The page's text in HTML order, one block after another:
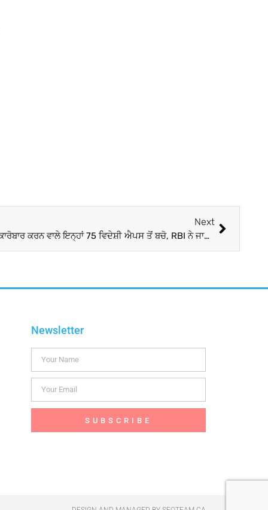
Next
ਸਾਵਧਾਨ! ਵਿਦੇਸ਼ੀ ਕਰੰਸੀ ‘ਚ ਗ਼ੈਰ-ਕਾਨੂੰਨੀ ਕਾਰੋਬਾਰ ਕਰਨ ਵਾਲੇ ਇਨ੍ਹਾਂ 75 ਵਿਦੇਸ਼ੀ ਐਪਸ ਤੋਂ ਬਚੋ, RBI ਨੇ ਜਾਰੀ ਕੀਤੀ ਚਿਤਾਵਨੀ
Newsletter
SUBSCRIBE